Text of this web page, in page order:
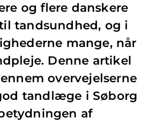
og flere danskere
tandsundhed, og i
mange, når
Denne artikel
overvejelserne
tandlæge i Søborg
af